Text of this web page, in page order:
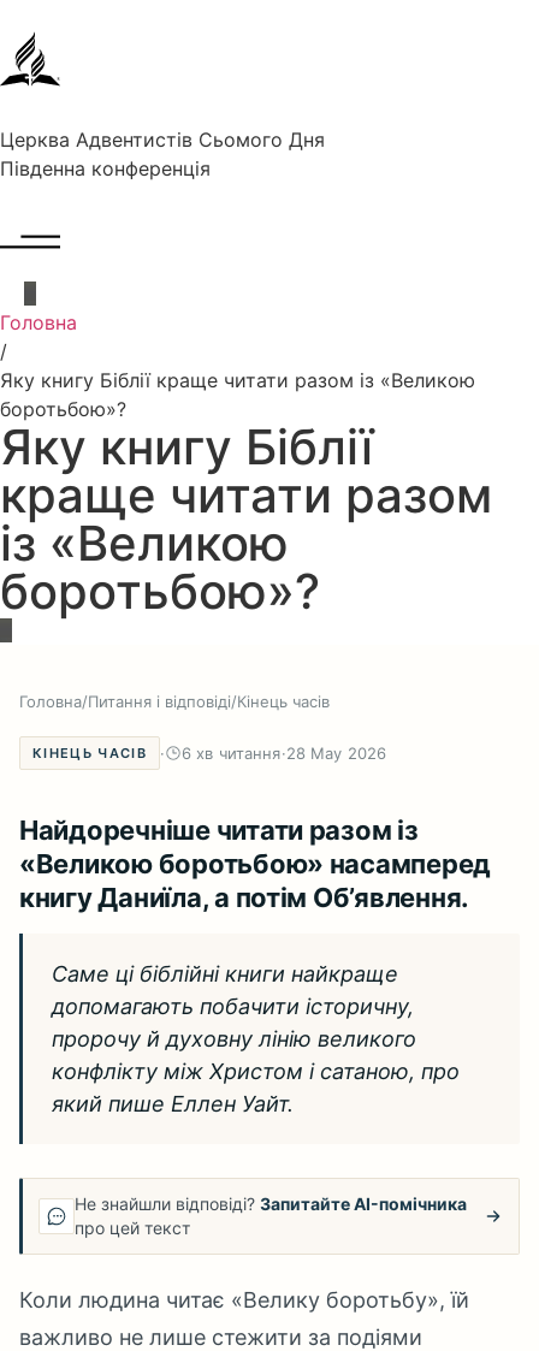
Церква Адвентистів Сьомого Дня
Південна конференція
Головна
/
Яку книгу Біблії краще читати разом із «Великою
боротьбою»?
Яку книгу Біблії
краще читати разом
із «Великою
боротьбою»?
Головна/Питання і відповіді/Кінець часів
КІНЕЦЬ ЧАСІВ · 6 хв читання·28 May 2026
Найдоречніше читати разом із
«Великою боротьбою» насамперед
книгу Даниїла, а потім Об’явлення.
Саме ці біблійні книги найкраще
допомагають побачити історичну,
пророчу й духовну лінію великого
конфлікту між Христом і сатаною, про
який пише Еллен Уайт.
Не знайшли відповіді? Запитайте AI-помічника
про цей текст
Коли людина читає «Велику боротьбу», їй
важливо не лише стежити за подіями